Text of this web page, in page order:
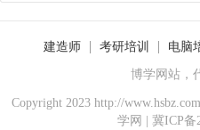
建造师 考研培训 电脑
博学网站，
Copyright 2023 http://
学网 | 冀ICP备